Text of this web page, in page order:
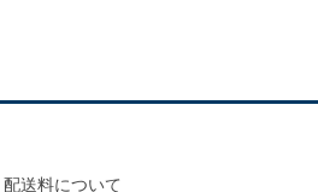
配送料について